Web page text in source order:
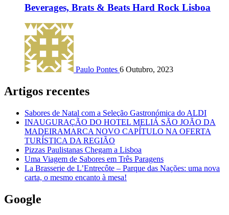
Beverages, Brats & Beats Hard Rock Lisboa
Paulo Pontes 6 Outubro, 2023
Artigos recentes
Sabores de Natal com a Seleção Gastronómica do ALDI
INAUGURAÇÃO DO HOTEL MELIÁ SÃO JOÃO DA
MADEIRAMARCA NOVO CAPÍTULO NA OFERTA
TURÍSTICA DA REGIÃO
Pizzas Paulistanas Chegam a Lisboa
Uma Viagem de Sabores em Três Paragens
La Brasserie de L’Entrecôte – Parque das Nações: uma nova
carta, o mesmo encanto à mesa!
Google